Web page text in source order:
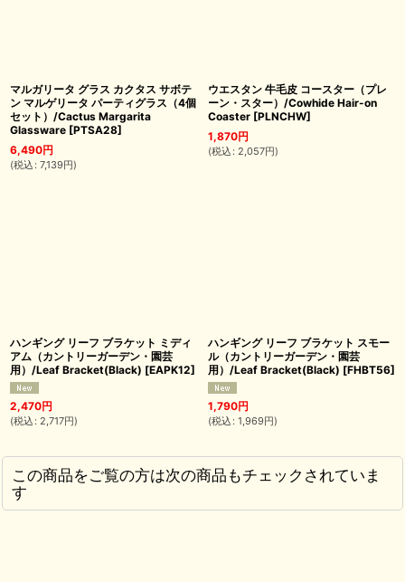
マルガリータ グラス カクタス サボテ
ン マルゲリータ パーティグラス（4個
セット）/Cactus Margarita
Glassware [PTSA28]
6,490円
(税込 : 7,139円)
ウエスタン 牛毛皮 コースター（プレ
ーン・スター）/Cowhide Hair-on
Coaster [PLNCHW]
1,870円
(税込 : 2,057円)
ハンギング リーフ ブラケット ミディ
アム（カントリーガーデン・園芸
用）/Leaf Bracket(Black) [EAPK12]
2,470円
(税込 : 2,717円)
ハンギング リーフ ブラケット スモー
ル（カントリーガーデン・園芸
用）/Leaf Bracket(Black) [FHBT56]
1,790円
(税込 : 1,969円)
この商品をご覧の方は次の商品もチェックされていま
す